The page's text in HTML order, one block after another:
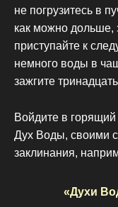
не погрузитесь в
как можно дольше,
приступайте к
немного воды в
зажгите
Войдите в горящий
Дух Воды, своими
заклинания,
«Духи